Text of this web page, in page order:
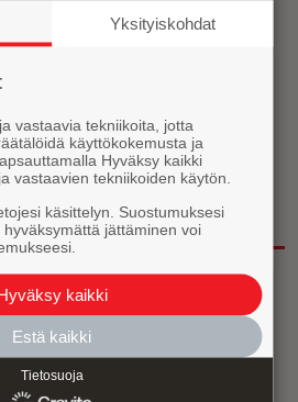
381
juotu tänä vuonna
Yksityiskohdat
vastaavia tekniikoita, jotta
käyttökokemusta ja
Hyväksy kaikki
vastaavien tekniikoiden käytön.
käsittelyn. Suostumuksesi
jättäminen voi
kaikki
Estä kaikki
Tietosuoja